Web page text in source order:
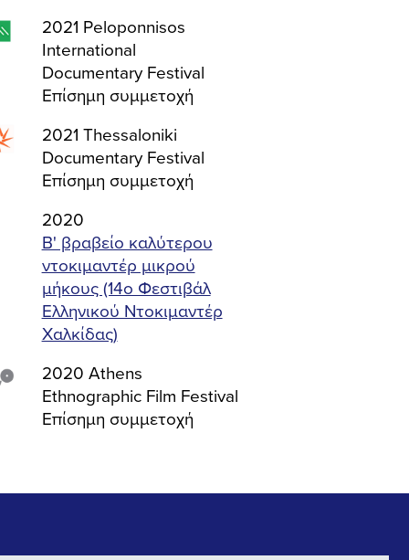
2021 Peloponnisos
International
Documentary Festival
Επίσημη συμμετοχή
2021 Thessaloniki
Documentary Festival
Επίσημη συμμετοχή
2020
Β' βραβείο καλύτερου
ντοκιμαντέρ μικρού
μήκους (14ο Φεστιβάλ
Ελληνικού Ντοκιμαντέρ
Χαλκίδας)
2020 Athens
Ethnographic Film Festival
Επίσημη συμμετοχή